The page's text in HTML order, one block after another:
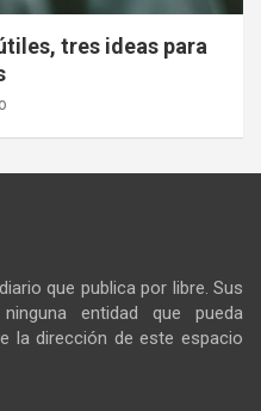
tres ideas para
que publica por libre. Sus
entidad que pueda
la dirección de este espacio